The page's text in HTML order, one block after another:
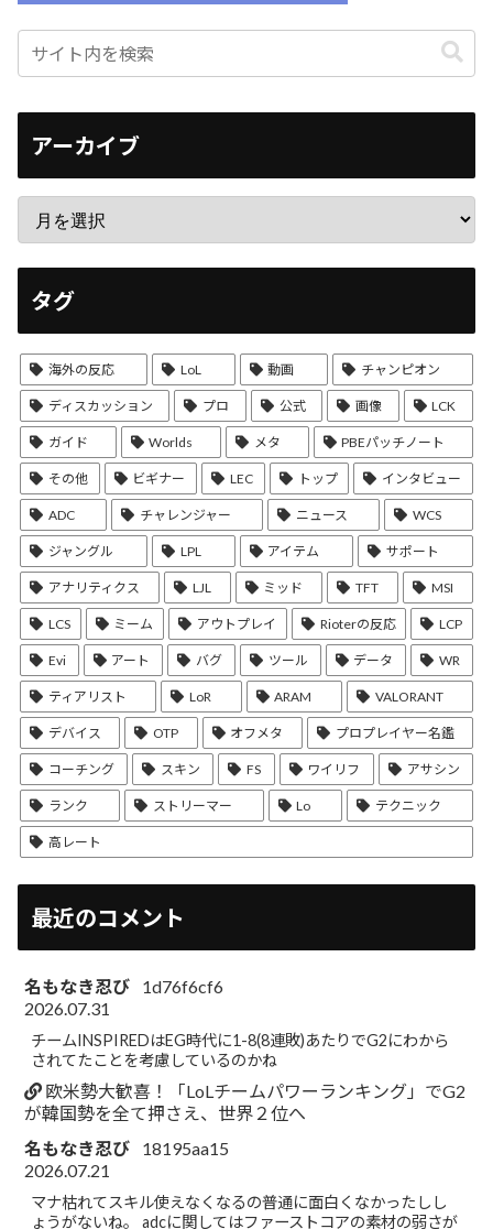
アーカイブ
タグ
海外の反応 LoL 動画 チャンピオン
ディスカッション プロ 公式 画像 LCK
ガイド Worlds メタ PBEパッチノート
その他 ビギナー LEC トップ インタビュー
ADC チャレンジャー ニュース WCS
ジャングル LPL アイテム サポート
アナリティクス LJL ミッド TFT MSI
LCS ミーム アウトプレイ Rioterの反応 LCP
Evi アート バグ ツール データ WR
ティアリスト LoR ARAM VALORANT
デバイス OTP オフメタ プロプレイヤー名鑑
コーチング スキン FS ワイリフ アサシン
ランク ストリーマー Lo テクニック
高レート
最近のコメント
名もなき忍び
1d76f6cf6
2026.07.31
チームINSPIREDはEG時代に1-8(8連敗)あたりでG2にわから
されてたことを考慮しているのかね
欧米勢大歓喜！「LoLチームパワーランキング」でG2
が韓国勢を全て押さえ、世界２位へ
名もなき忍び
18195aa15
2026.07.21
マナ枯れてスキル使えなくなるの普通に面白くなかったしし
ょうがないね。 adcに関してはファーストコアの素材の弱さが